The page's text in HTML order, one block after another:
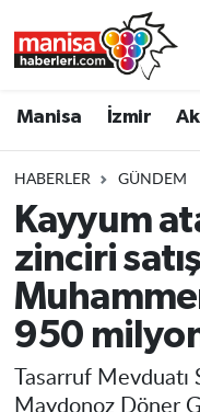
Manisa İzmir
HABERLER GÜNDEM
Kayyum
zinciri
950
Tasarruf
Maydonoz Döner
Turgutlu
Salihli
Manisa Nöbetçi
Manisa Trafik
Süper Lig Puan